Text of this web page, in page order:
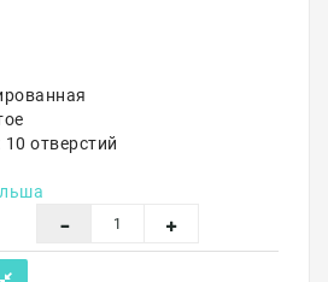
10 отверстий